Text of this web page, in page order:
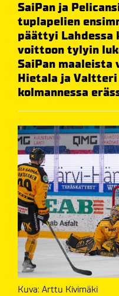
SaiPan ja
tuplapelien
päättyi Lahdessa
voittoon tylyin
SaiPan maaleista
Hietala ja Valtteri
kolmannessa
Kuva: Arttu Kivimäki